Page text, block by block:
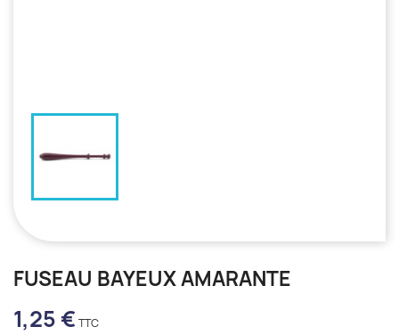
FUSEAU BAYEUX AMARANTE
1,25 €